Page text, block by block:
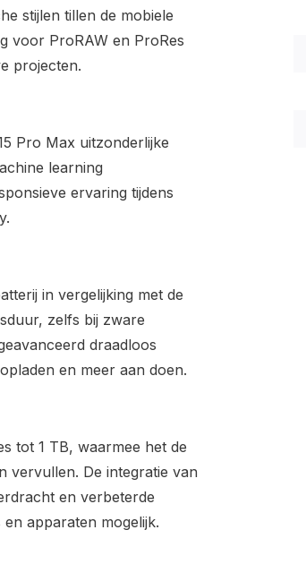
stijlen tillen de mobiele
voor ProRAW en ProRes
projecten.
Pro Max uitzonderlijke
learning
ervaring tijdens
in vergelijking met de
zelfs bij zware
draadloos
en meer aan doen.
tot 1 TB, waarmee het de
vervullen. De integratie van
en verbeterde
apparaten mogelijk.